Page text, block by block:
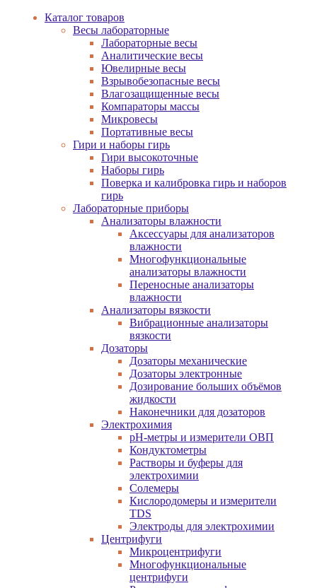
Каталог товаров
Весы лабораторные
Лабораторные весы
Аналитические весы
Ювелирные весы
Взрывобезопасные весы
Влагозащищенные весы
Компараторы массы
Микровесы
Портативные весы
Гири и наборы гирь
Гири высокоточные
Наборы гирь
Поверка и калибровка гирь и наборов
гирь
Лабораторные приборы
Анализаторы влажности
Аксессуары для анализаторов
влажности
Многофункциональные
анализаторы влажности
Переносные анализаторы
влажности
Анализаторы вязкости
Вибрационные анализаторы
вязкости
Дозаторы
Дозаторы механические
Дозаторы электронные
Дозирование больших объёмов
жидкости
Наконечники для дозаторов
Электрохимия
pH-метры и измерители ОВП
Кондуктометры
Растворы и буферы для
электрохимии
Солемеры
Кислородомеры и измерители
TDS
Электроды для электрохимии
Центрифуги
Микроцентрифуги
Многофункциональные
центрифуги